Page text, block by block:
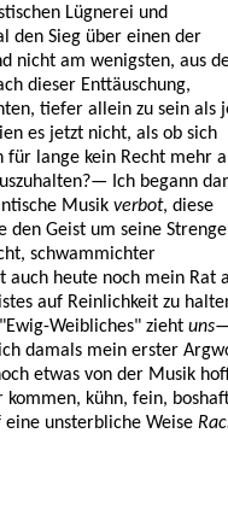
Lügnerei und
den Sieg über einen der
nicht am wenigsten, aus
dieser Enttäuschung,
tiefer allein zu sein als
es jetzt nicht, als ob sich
für lange kein Recht mehr
Ich begann
Musik verbot, diese
den Geist um seine Strenge
schwammichter
auch heute noch mein Rat
auf Reinlichkeit zu
Weibliches" zieht uns
damals mein erster
etwas von der Musik
kühn, fein,
unsterbliche Weise